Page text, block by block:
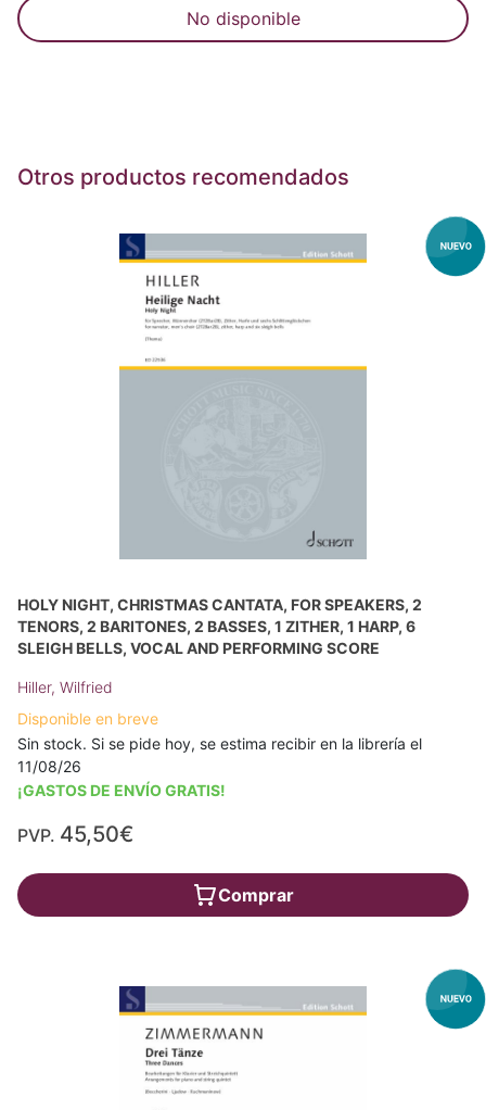
No disponible
Otros productos recomendados
HOLY NIGHT, CHRISTMAS CANTATA, FOR SPEAKERS, 2
TENORS, 2 BARITONES, 2 BASSES, 1 ZITHER, 1 HARP, 6
SLEIGH BELLS, VOCAL AND PERFORMING SCORE
Hiller, Wilfried
Disponible en breve
Sin stock. Si se pide hoy, se estima recibir en la librería el
11/08/26
¡GASTOS DE ENVÍO GRATIS!
PVP. 45,50€
Comprar